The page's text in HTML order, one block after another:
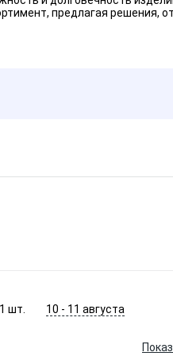
предлагая решения,
шт. 10 - 11 августа